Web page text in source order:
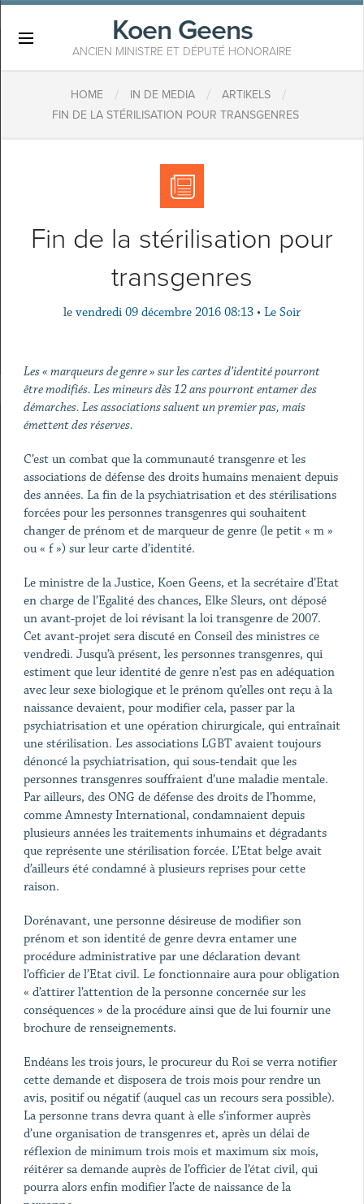
Koen Geens
ANCIEN MINISTRE ET DÉPUTÉ HONORAIRE
HOME / IN DE MEDIA / ARTIKELS /
FIN DE LA STÉRILISATION POUR TRANSGENRES
Fin de la stérilisation pour
transgenres
le vendredi 09 décembre 2016 08:13 • Le Soir
Les « marqueurs de genre » sur les cartes d’identité pourront
être modifiés. Les mineurs dès 12 ans pourront entamer des
démarches. Les associations saluent un premier pas, mais
émettent des réserves.
C’est un combat que la communauté transgenre et les
associations de défense des droits humains menaient depuis
des années. La fin de la psychiatrisation et des stérilisations
forcées pour les personnes transgenres qui souhaitent
changer de prénom et de marqueur de genre (le petit « m »
ou « f ») sur leur carte d’identité.
Le ministre de la Justice, Koen Geens, et la secrétaire d’Etat
en charge de l’Egalité des chances, Elke Sleurs, ont déposé
un avant-projet de loi révisant la loi transgenre de 2007.
Cet avant-projet sera discuté en Conseil des ministres ce
vendredi. Jusqu’à présent, les personnes transgenres, qui
estiment que leur identité de genre n’est pas en adéquation
avec leur sexe biologique et le prénom qu’elles ont reçu à la
naissance devaient, pour modifier cela, passer par la
psychiatrisation et une opération chirurgicale, qui entraînait
une stérilisation. Les associations LGBT avaient toujours
dénoncé la psychiatrisation, qui sous-tendait que les
personnes transgenres souffraient d’une maladie mentale.
Par ailleurs, des ONG de défense des droits de l’homme,
comme Amnesty International, condamnaient depuis
plusieurs années les traitements inhumains et dégradants
que représente une stérilisation forcée. L’Etat belge avait
d’ailleurs été condamné à plusieurs reprises pour cette
raison.
Dorénavant, une personne désireuse de modifier son
prénom et son identité de genre devra entamer une
procédure administrative par une déclaration devant
l’officier de l’Etat civil. Le fonctionnaire aura pour obligation
« d’attirer l’attention de la personne concernée sur les
conséquences » de la procédure ainsi que de lui fournir une
brochure de renseignements.
Endéans les trois jours, le procureur du Roi se verra notifier
cette demande et disposera de trois mois pour rendre un
avis, positif ou négatif (auquel cas un recours sera possible).
La personne trans devra quant à elle s’informer auprès
d’une organisation de transgenres et, après un délai de
réflexion de minimum trois mois et maximum six mois,
réitérer sa demande auprès de l’officier de l’état civil, qui
pourra alors enfin modifier l’acte de naissance de la